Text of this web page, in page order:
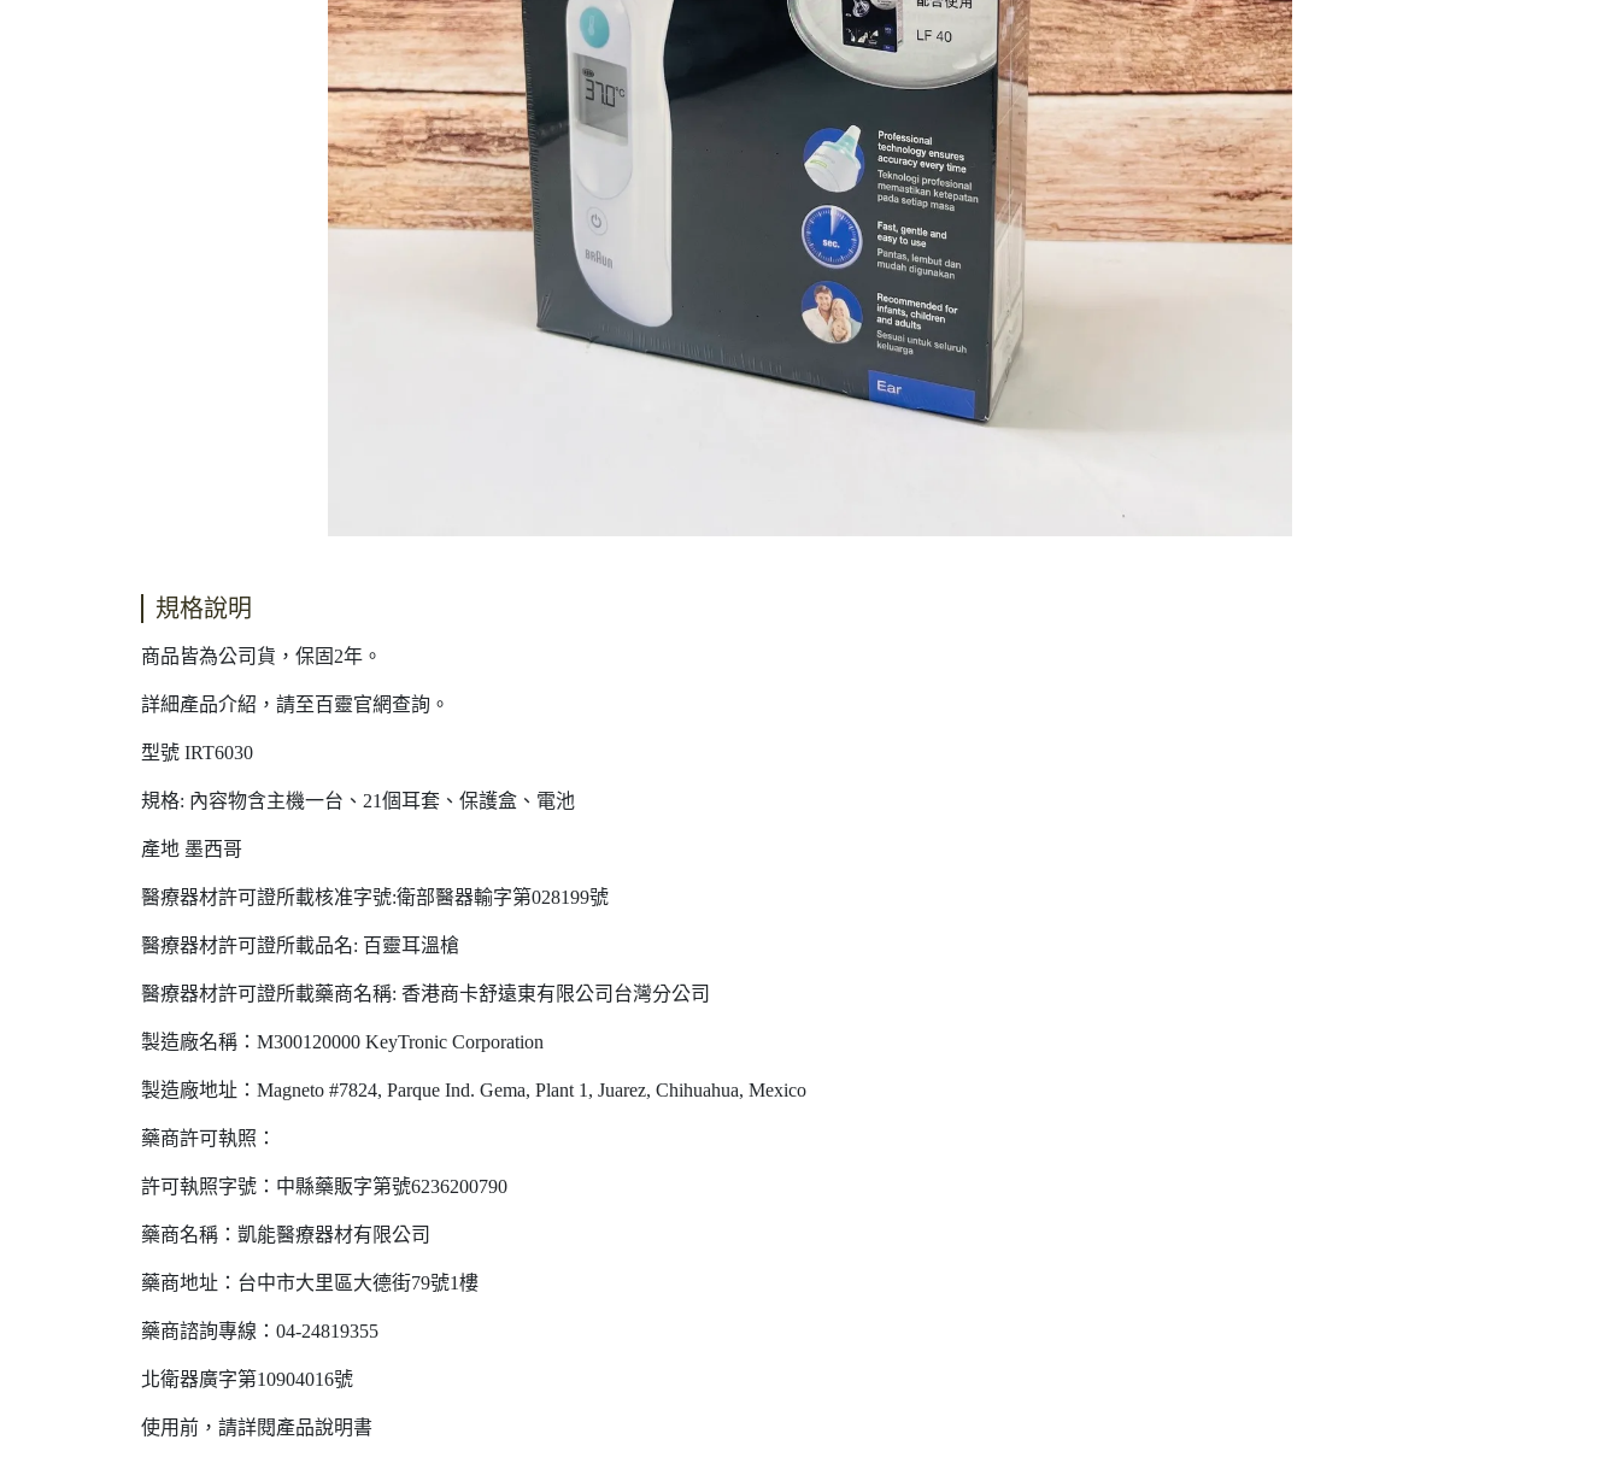
規格說明
商品皆為公司貨，保固2年。
詳細產品介紹，請至百靈官網查詢。
型號 IRT6030
規格: 內容物含主機一台、21個耳套、保護盒、電池
產地 墨西哥
醫療器材許可證所載核准字號:衛部醫器輸字第028199號
醫療器材許可證所載品名: 百靈耳溫槍
醫療器材許可證所載藥商名稱: 香港商卡舒遠東有限公司台灣分公司
製造廠名稱：M300120000 KeyTronic Corporation
製造廠地址：Magneto #7824, Parque Ind. Gema, Plant 1, Juarez, Chihuahua, Mexico
藥商許可執照：
許可執照字號：中縣藥販字第號6236200790
藥商名稱：凱能醫療器材有限公司
藥商地址：台中市大里區大德街79號1樓
藥商諮詢專線：04-24819355
北衛器廣字第10904016號
使用前，請詳閱產品說明書